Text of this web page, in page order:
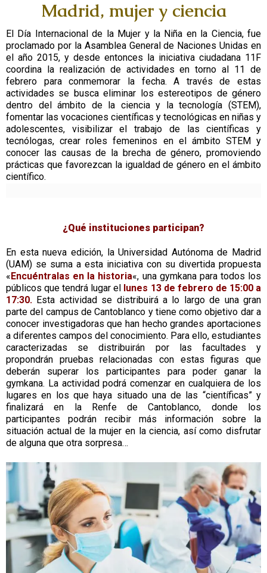
Madrid, mujer y ciencia
El Día Internacional de la Mujer y la Niña en la Ciencia, fue
proclamado por la Asamblea General de Naciones Unidas en
el año 2015, y desde entonces la iniciativa ciudadana 11F
coordina la realización de actividades en torno al 11 de
febrero para conmemorar la fecha. A través de estas
actividades se busca eliminar los estereotipos de género
dentro del ámbito de la ciencia y la tecnología (STEM),
fomentar las vocaciones científicas y tecnológicas en niñas y
adolescentes, visibilizar el trabajo de las científicas y
tecnólogas, crear roles femeninos en el ámbito STEM y
conocer las causas de la brecha de género, promoviendo
prácticas que favorezcan la igualdad de género en el ámbito
científico.
¿Qué instituciones participan?
En esta nueva edición, la Universidad Autónoma de Madrid
(UAM) se suma a esta iniciativa con su divertida propuesta
« Encuéntralas en la historia«, una gymkana para todos los
públicos que tendrá lugar el
lunes 13 de febrero de 15:00 a
17:30. Esta actividad se distribuirá a lo largo de una gran
parte del campus de Cantoblanco y tiene como objetivo dar a
conocer investigadoras que han hecho grandes aportaciones
a diferentes campos del conocimiento. Para ello, estudiantes
caracterizadas se distribuirán por las facultades y
propondrán pruebas relacionadas con estas figuras que
deberán superar los participantes para poder ganar la
gymkana. La actividad podrá comenzar en cualquiera de los
lugares en los que haya situado una de las “científicas” y
finalizará en la Renfe de Cantoblanco, donde los
participantes podrán recibir más información sobre la
situación actual de la mujer en la ciencia, así como disfrutar
de alguna que otra sorpresa…